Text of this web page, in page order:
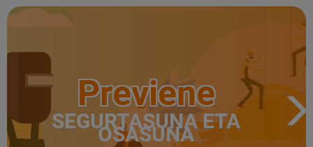
Previene
SEGURTASUNA ETA
OSASUNA